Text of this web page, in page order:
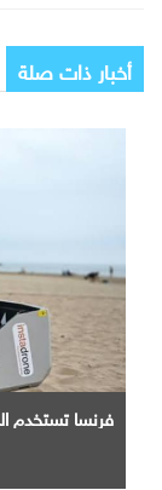
أخبار ذات صلة
فرنسا تستخدم